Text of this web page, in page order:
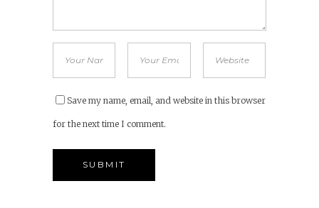
Save my name, email, and website in this browser
for the next time I comment.